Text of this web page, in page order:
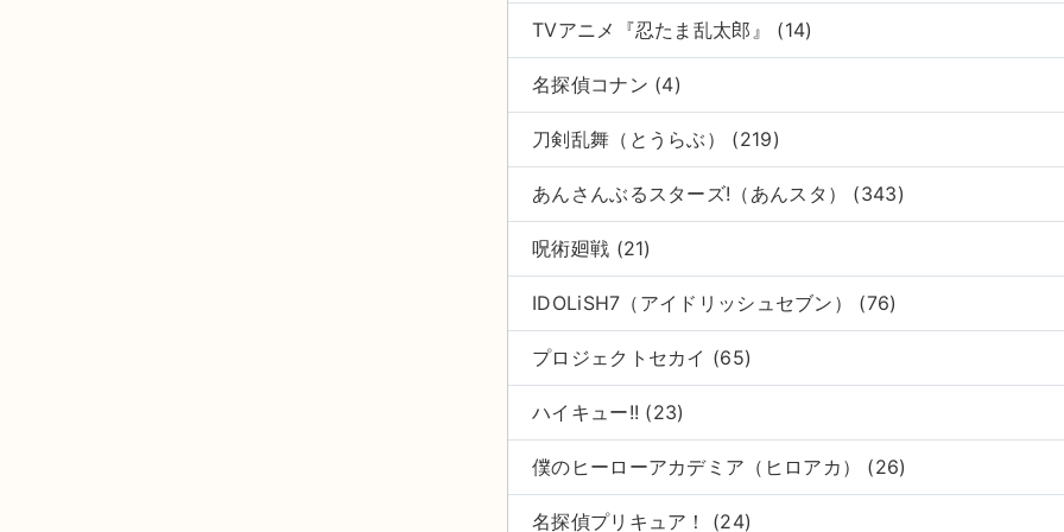
TVアニメ『忍たま乱太郎』 (14)
名探偵コナン (4)
刀剣乱舞（とうらぶ） (219)
あんさんぶるスターズ!（あんスタ） (343)
呪術廻戦 (21)
IDOLiSH7（アイドリッシュセブン） (76)
プロジェクトセカイ (65)
ハイキュー!! (23)
僕のヒーローアカデミア（ヒロアカ） (26)
名探偵プリキュア！ (24)